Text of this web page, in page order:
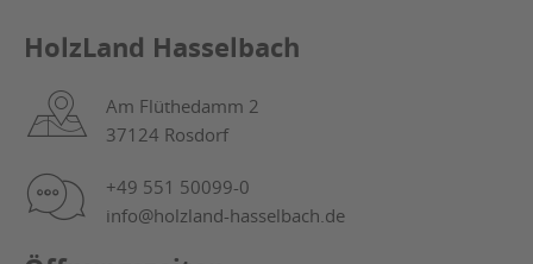
HolzLand Hasselbach
Am Flüthedamm 2
37124 Rosdorf
+49 551 50099-0
info@holzland-hasselbach.de